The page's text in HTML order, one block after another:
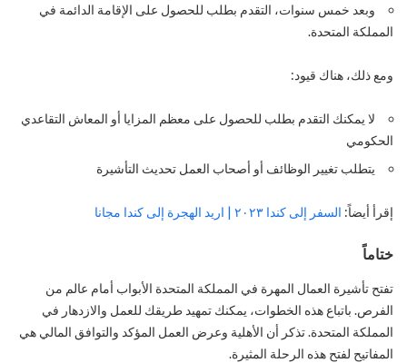
وبعد خمس سنوات، التقدم بطلب للحصول على الإقامة الدائمة في
المملكة المتحدة.
ومع ذلك، هناك قيود:
لا يمكنك التقدم بطلب للحصول على معظم المزايا أو المعاش التقاعدي
الحكومي
يتطلب تغيير الوظائف أو أصحاب العمل تحديث التأشيرة
إقرأ أيضاً: السفر إلى كندا ٢٠٢٣ | اريد الهجرة إلى كندا مجانا
ختاماً
تفتح تأشيرة العمال المهرة في المملكة المتحدة الأبواب أمام عالم من
الفرص. باتباع هذه الخطوات، يمكنك تمهيد طريقك للعمل والازدهار في
المملكة المتحدة. تذكر أن الأهلية وعرض العمل المؤكد والتوافق المالي هي
المفاتيح لفتح هذه الرحلة المثيرة.